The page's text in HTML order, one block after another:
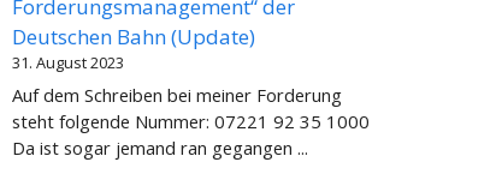
Forderungsmanagement“ der
Deutschen Bahn (Update)
31. August 2023
Auf dem Schreiben bei meiner Forderung
steht folgende Nummer: 07221 92 35 1000
Da ist sogar jemand ran gegangen ...